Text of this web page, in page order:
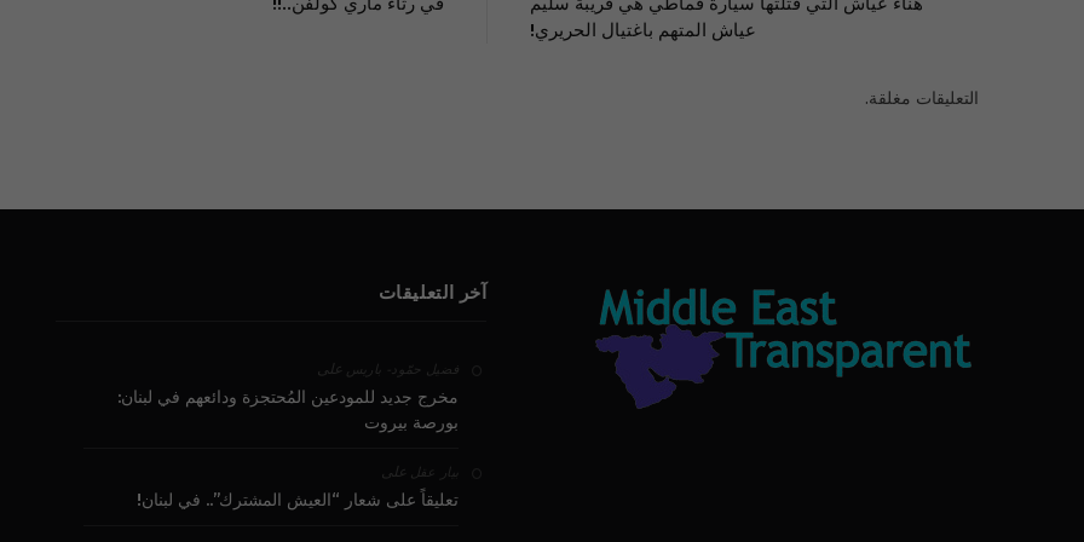
عياش المتهم باغتيال الحريري!
التعليقات مغلقة.
آخر التعليقات
فضيل حمّود - باريس على
مخرج جديد للمودعين المُحتجزة ودائعهم في لبنان:
بورصة بيروت
بيار عقل على
تعليقاً على شعار “العيش المشترك”.. في لبنان!